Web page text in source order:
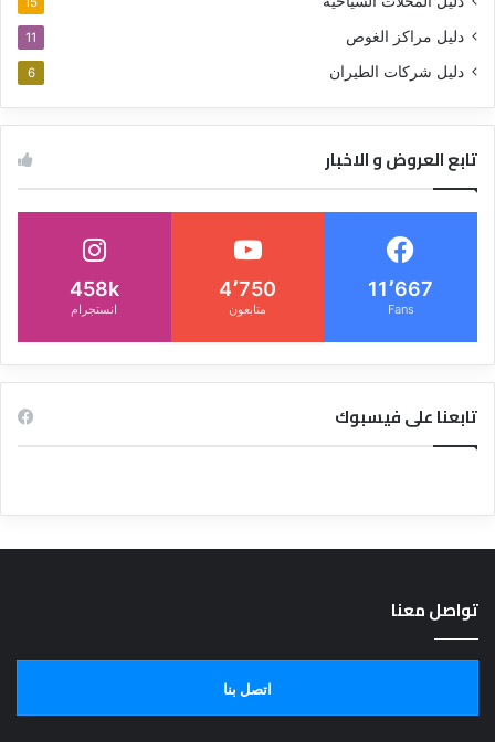
دليل مراكز الغوص 11
دليل شركات الطيران 6
تابع العروض و الاخبار
11٬667
Fans
4٬750
متابعون
458k
انستجرام
تابعنا على فيسبوك
تواصل معنا
اتصل بنا